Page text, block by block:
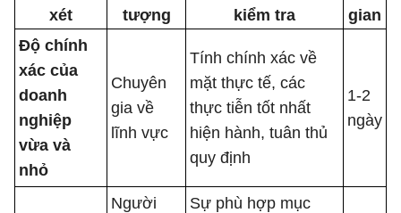
xét
tượng
kiểm tra
gian
Độ chính
xác của
doanh
nghiệp
vừa và
nhỏ
Chuyên
gia về
lĩnh vực
Tính chính xác về
mặt thực tế, các
thực tiễn tốt nhất
hiện hành, tuân thủ
quy định
1-2
ngày
Người
Sự phù hợp mục